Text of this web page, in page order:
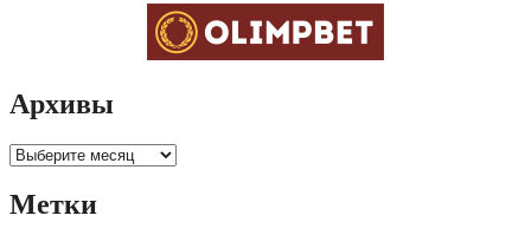
Архивы
Архивы
Метки